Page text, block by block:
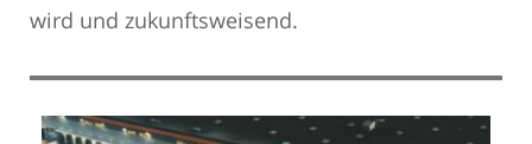
wird und zukunftsweisend.